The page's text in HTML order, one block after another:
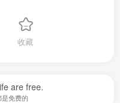
收藏
are free.
免费的